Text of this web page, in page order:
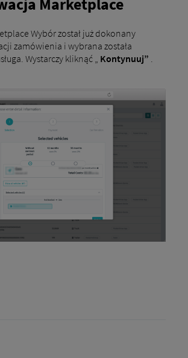
Marketplace
Wybór został już dokonany
zamówienia i wybrana została
Wystarczy kliknąć „ Kontynuuj”